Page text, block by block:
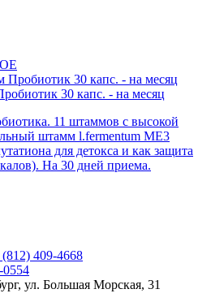
30 капс. - на месяц
11 штаммов с высокой
штамм l.fermentum МЕ3
для детокса и как защита
На 30 дней приема.
409-4668
0554
ул. Большая Морская, 31